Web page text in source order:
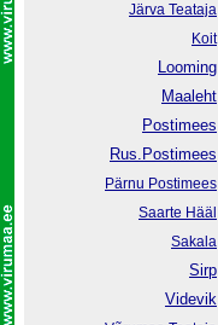
Järva Teataja
Koit
Looming
Maaleht
Postimees
Rus.Postimees
Pärnu Postimees
Saarte Hääl
Sakala
Sirp
Videvik